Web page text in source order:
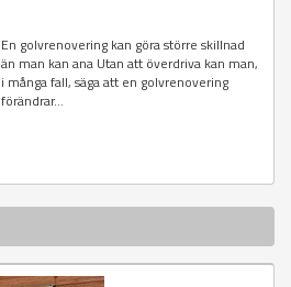
En golvrenovering kan göra större skillnad
än man kan ana Utan att överdriva kan man,
i många fall, säga att en golvrenovering
förändrar...